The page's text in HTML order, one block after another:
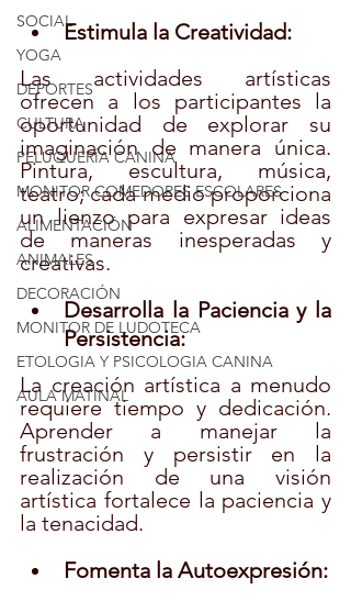
SOCIAL
YOGA
DEPORTES
CULTURA
PELUQUERÍA CANINA
MONITOR COMEDORES ESCOLARES
ALIMENTACIÓN
ANIMALES
DECORACIÓN
MONITOR DE LUDOTECA
ETOLOGIA Y PSICOLOGIA CANINA
AULA MATINAL
Estimula la Creatividad:
Las actividades artísticas
ofrecen a los participantes la
oportunidad de explorar su
imaginación de manera única.
Pintura, escultura, música,
teatro; cada medio proporciona
un lienzo para expresar ideas
de maneras inesperadas y
creativas.
Desarrolla la Paciencia y la
Persistencia:
La creación artística a menudo
requiere tiempo y dedicación.
Aprender a manejar la
frustración y persistir en la
realización de una visión
artística fortalece la paciencia y
la tenacidad.
Fomenta la Autoexpresión: